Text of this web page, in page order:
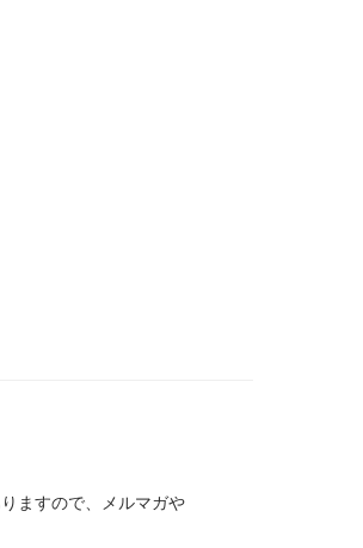
ますので、メルマガや